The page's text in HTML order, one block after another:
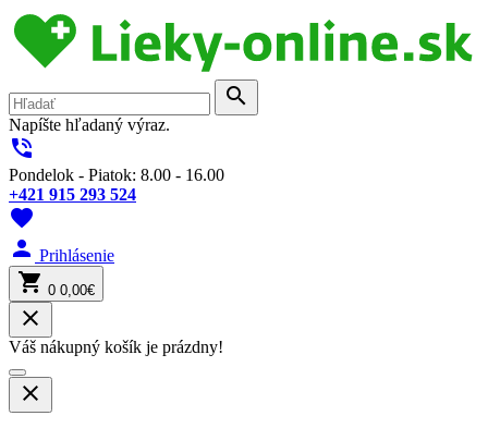
search
Napíšte hľadaný výraz.
phone_in_talk
Pondelok - Piatok: 8.00 - 16.00
+421 915 293 524
favorite
person Prihlásenie
shopping_cart 0 0,00€
close
Váš nákupný košík je prázdny!
close